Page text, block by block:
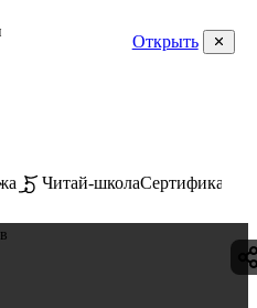
Открыть
Читай-школаСертификаты